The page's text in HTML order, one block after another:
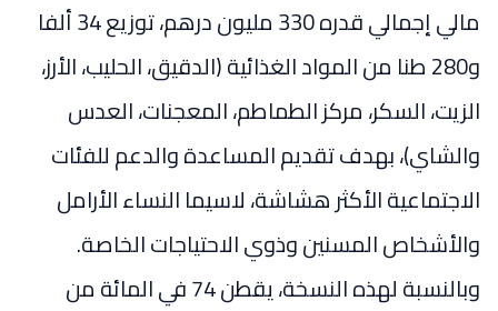
مالي إجمالي قدره 330 مليون درهم، توزيع 34 ألفا
و280 طنا من المواد الغذائية (الدقيق، الحليب، الأرز،
الزيت، السكر، مركز الطماطم، المعجنات، العدس
والشاي)، بهدف تقديم المساعدة والدعم للفئات
الاجتماعية الأكثر هشاشة، لاسيما النساء الأرامل
والأشخاص المسنين وذوي الاحتياجات الخاصة.
وبالنسبة لهذه النسخة، يقطن 74 في المائة من